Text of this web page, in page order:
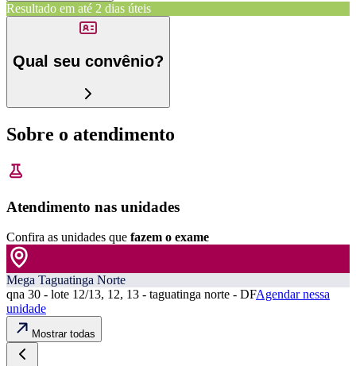
Resultado em até 2 dias úteis
Qual seu convênio?
Sobre o atendimento
Atendimento nas unidades
Confira as unidades que fazem o exame
Mega Taguatinga Norte
qna 30 - lote 12/13, 12, 13 - taguatinga norte - DFAgendar nessa
unidade
Mostrar todas